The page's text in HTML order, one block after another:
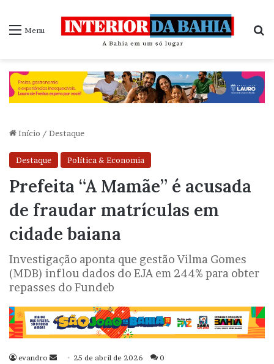
Menu
Início / Destaque
Destaque Política & Economia
Prefeita “A Mamãe” é acusada
de fraudar matrículas em
cidade baiana
Investigação aponta que gestão Vilma Gomes
(MDB) inflou dados do EJA em 244% para obter
repasses do Fundeb
evandro
Mande25 de abril de 2026 0